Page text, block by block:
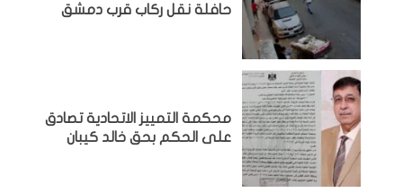
حافلة نقل ركاب قرب دمشق
محكمة التمييز الاتحادية تصادق
على الحكم بحق خالد كيبان